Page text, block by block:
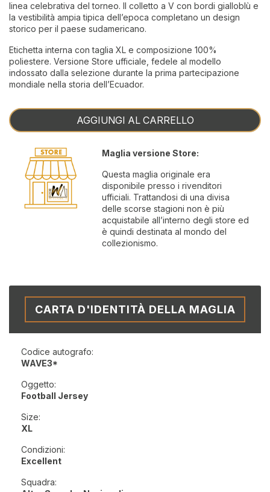
linea celebrativa del torneo. Il colletto a V con bordi gialloblù e
la vestibilità ampia tipica dell’epoca completano un design
storico per il paese sudamericano.
Etichetta interna con taglia XL e composizione 100%
poliestere. Versione Store ufficiale, fedele al modello
indossato dalla selezione durante la prima partecipazione
mondiale nella storia dell’Ecuador.
AGGIUNGI AL CARRELLO
Maglia versione Store:
Questa maglia originale era
disponibile presso i rivenditori
ufficiali. Trattandosi di una divisa
delle scorse stagioni non è più
acquistabile all’interno degli store ed
è quindi destinata al mondo del
collezionismo.
CARTA D'IDENTITÀ DELLA MAGLIA
Codice autografo:
WAVE3*
Oggetto:
Football Jersey
Size:
XL
Condizioni:
Excellent
Squadra: